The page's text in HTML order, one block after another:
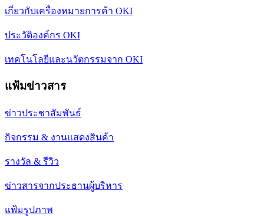
เกี่ยวกับเครื่องหมายการค้า OKI
ประวัติองค์กร OKI
เทคโนโลยีและนวัตกรรมจาก OKI
แฟ้มข่าวสาร
ข่าวประชาสัมพันธ์
กิจกรรม & งานแสดงสินค้า
รางวัล & รีวิว
ข่าวสารจากประธานผู้บริหาร
แฟ้มรูปภาพ